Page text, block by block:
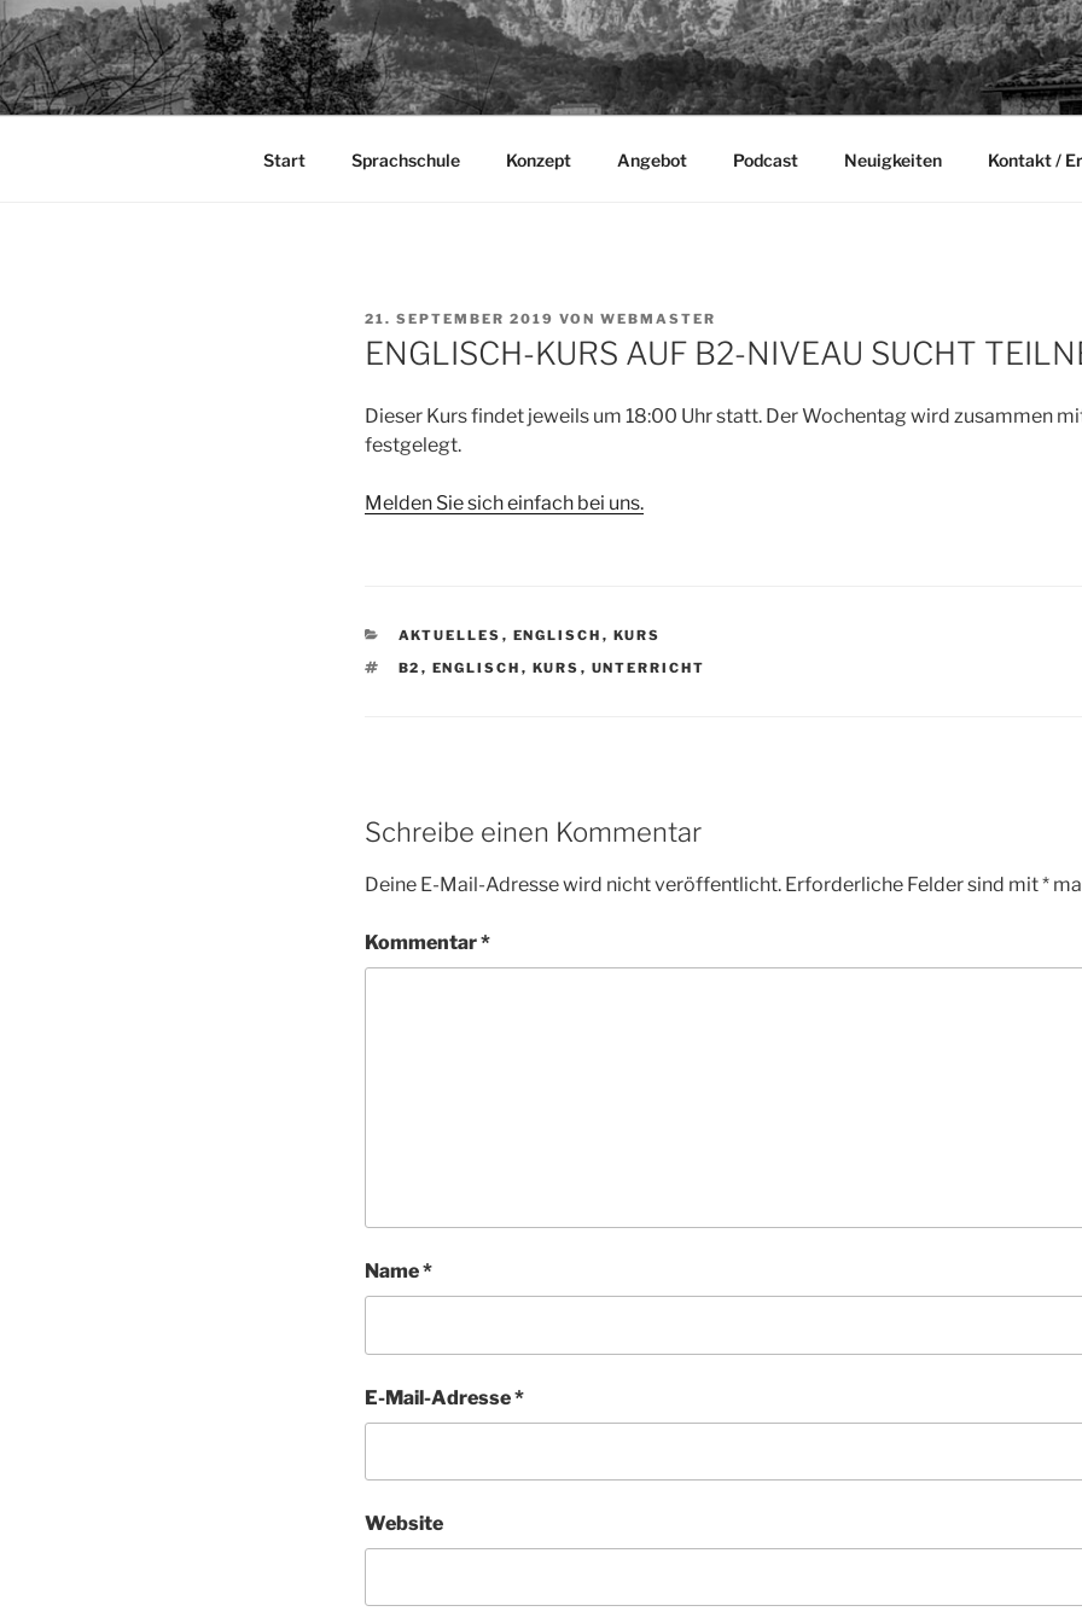
Zum
Inhalt
springen
TAPIA.DE
Sprachen für das Leben
Start Sprachschule Konzept Angebot Podcast Neuigkeiten Kontakt /
VERÖFFENTLICHT
AM
21. SEPTEMBER 2019 VON WEBMASTER
ENGLISCH-KURS AUF B2-NIVEAU SUCHT
Dieser Kurs findet jeweils um 18:00 Uhr statt. Der Wochentag wird zusammen
festgelegt.
Melden Sie sich einfach bei uns.
KATEGORIEN
AKTUELLES , ENGLISCH , KURS
SCHLAGWÖRTER
B2 , ENGLISCH , KURS , UNTERRICHT
Schreibe einen Kommentar
Deine E-Mail-Adresse wird nicht veröffentlicht. Erforderliche Felder sind mit*
Kommentar*
Name*
E-Mail-Adresse*
Website